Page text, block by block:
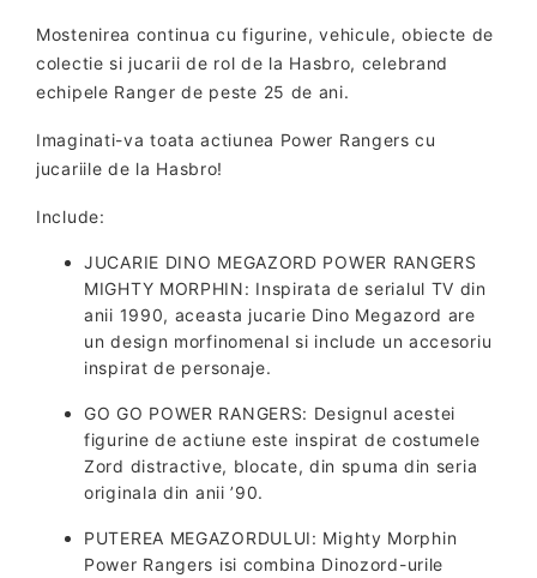
Mostenirea continua cu figurine, vehicule, obiecte de
colectie si jucarii de rol de la Hasbro, celebrand
echipele Ranger de peste 25 de ani.
Imaginati-va toata actiunea Power Rangers cu
jucariile de la Hasbro!
Include:
JUCARIE DINO MEGAZORD POWER RANGERS
MIGHTY MORPHIN: Inspirata de serialul TV din
anii 1990, aceasta jucarie Dino Megazord are
un design morfinomenal si include un accesoriu
inspirat de personaje.
GO GO POWER RANGERS: Designul acestei
figurine de actiune este inspirat de costumele
Zord distractive, blocate, din spuma din seria
originala din anii ’90.
PUTEREA MEGAZORDULUI: Mighty Morphin
Power Rangers isi combina Dinozord-urile